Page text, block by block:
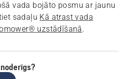
vada bojāto posmu ar jaunu
sadaļu Kā atrast vada
uzstādīšanā.